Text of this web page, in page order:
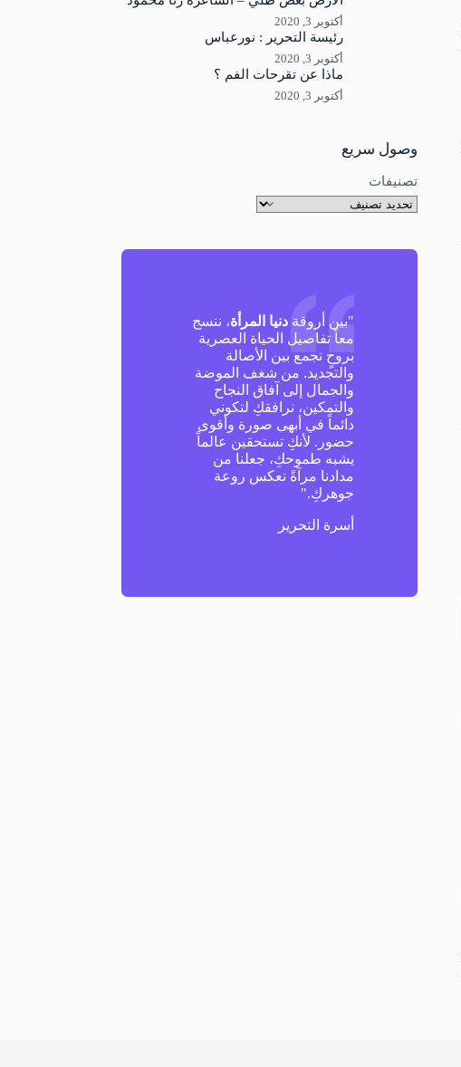
أكتوبر 3, 2020
رئيسة التحرير : نورعباس
أكتوبر 3, 2020
ماذا عن تقرحات الفم ؟
أكتوبر 3, 2020
وصول سريع
تصنيفات
"بين أروقةدنيا المرأة، ننسج
معاً تفاصيل الحياة العصرية
بروحٍ تجمع بين الأصالة
والتجديد. من شغف الموضة
والجمال إلى آفاق النجاح
والتمكين، نرافقكِ لتكوني
دائماً في أبهى صورة وأقوى
حضور. لأنكِ تستحقين عالماً
يشبه طموحكِ، جعلنا من
مدادنا مرآةً تعكس روعة
جوهركِ."
أسرة التحرير